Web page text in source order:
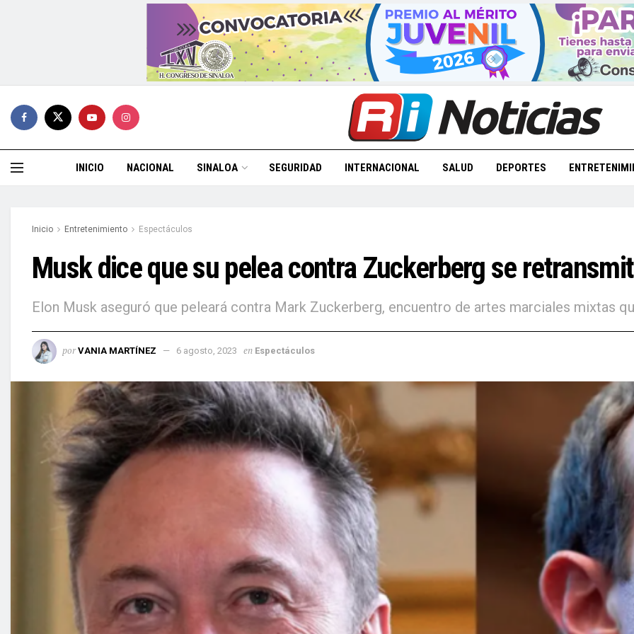
INICIO NACIONAL SINALOA SEGURIDAD INTERNACIONAL SALUD DEPORTES
Inicio Entretenimiento Espectáculos
Musk dice que su pelea contra Zuckerberg se
Elon Musk aseguró que peleará contra Mark Zuckerberg, encuentro de artes marciales mixtas
por VANIA MARTÍNEZ 6 agosto, 2023 en Espectáculos